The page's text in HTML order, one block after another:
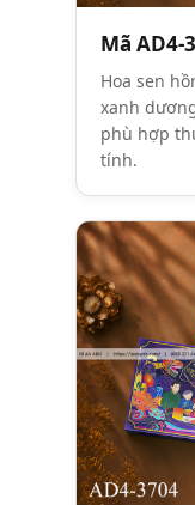
Mã AD4-
Hoa sen
xanh
phù hợp
tính.